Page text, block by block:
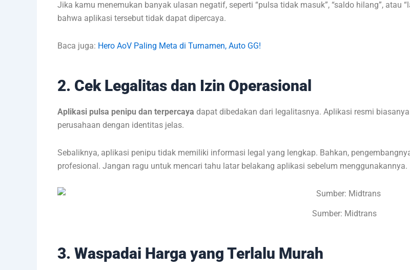
Jika kamu menemukan banyak ulasan negatif, seperti “pulsa tidak masuk”, “saldo hilang”, atau
bahwa aplikasi tersebut tidak dapat dipercaya.
Baca juga: Hero AoV Paling Meta di Turnamen, Auto GG!
2. Cek Legalitas dan Izin Operasional
Aplikasi pulsa penipu dan terpercaya dapat dibedakan dari legalitasnya. Aplikasi resmi
perusahaan dengan identitas jelas.
Sebaliknya, aplikasi penipu tidak memiliki informasi legal yang lengkap. Bahkan,
profesional. Jangan ragu untuk mencari tahu latar belakang aplikasi sebelum menggunakannya.
Sumber: Midtrans
3. Waspadai Harga yang Terlalu Murah